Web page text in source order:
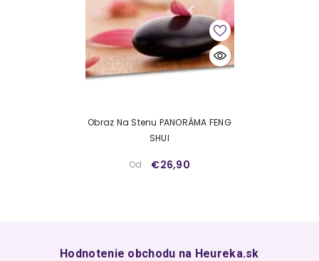
Obraz Na Stenu PANORÁMA FENG
SHUI
Od €26,90
Hodnotenie obchodu na Heureka.sk